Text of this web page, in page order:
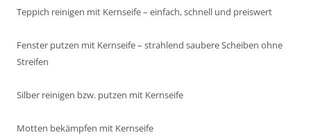
Teppich reinigen mit Kernseife – einfach, schnell und preiswert
Fenster putzen mit Kernseife – strahlend saubere Scheiben ohne
Streifen
Silber reinigen bzw. putzen mit Kernseife
Motten bekämpfen mit Kernseife